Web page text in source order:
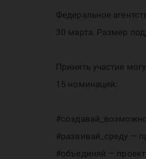
Федеральное
30 марта. Размер
Принять участие
15 номинаций:
#развивай_среду —
#объединяй —